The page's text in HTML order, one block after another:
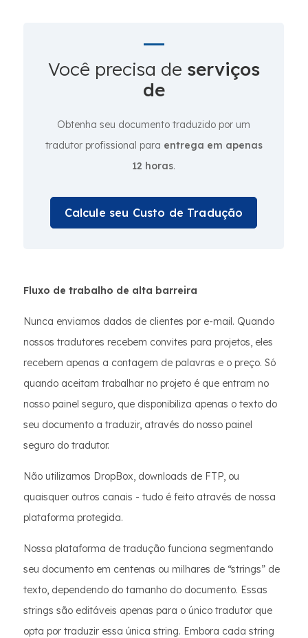
Você precisa de serviços
de
Obtenha seu documento traduzido por um
tradutor profissional para entrega em apenas
12 horas.
Calcule seu Custo de Tradução
Fluxo de trabalho de alta barreira
Nunca enviamos dados de clientes por e-mail. Quando
nossos tradutores recebem convites para projetos, eles
recebem apenas a contagem de palavras e o preço. Só
quando aceitam trabalhar no projeto é que entram no
nosso painel seguro, que disponibiliza apenas o texto do
seu documento a traduzir, através do nosso painel
seguro do tradutor.
Não utilizamos DropBox, downloads de FTP, ou
quaisquer outros canais - tudo é feito através de nossa
plataforma protegida.
Nossa plataforma de tradução funciona segmentando
seu documento em centenas ou milhares de “strings” de
texto, dependendo do tamanho do documento. Essas
strings são editáveis apenas para o único tradutor que
opta por traduzir essa única string. Embora cada string